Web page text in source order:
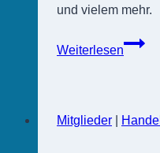
und vielem mehr.
Weiterlesen
dm
Mitglieder
Handel